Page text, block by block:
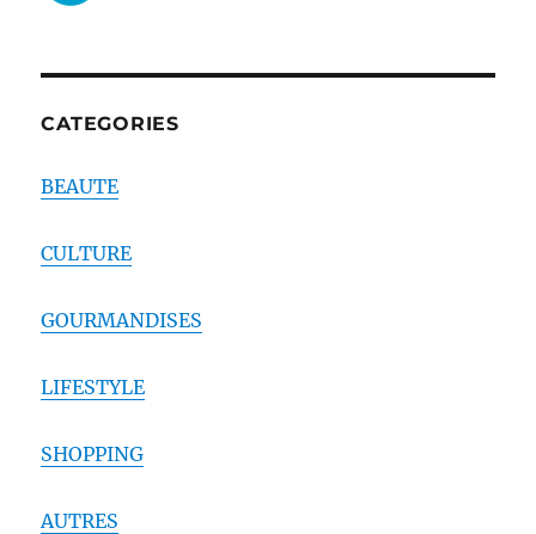
CATEGORIES
BEAUTE
CULTURE
GOURMANDISES
LIFESTYLE
SHOPPING
AUTRES